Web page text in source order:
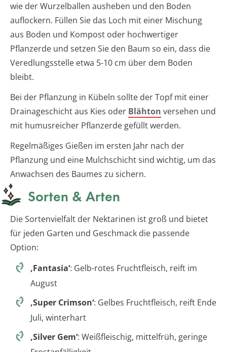
wie der Wurzelballen ausheben und den Boden
auflockern. Füllen Sie das Loch mit einer Mischung
aus Boden und Kompost oder hochwertiger
Pflanzerde und setzen Sie den Baum so ein, dass die
Veredlungsstelle etwa 5-10 cm über dem Boden
bleibt.
Bei der Pflanzung in Kübeln sollte der Topf mit einer
Drainageschicht aus Kies oder Blähton versehen und
mit humusreicher Pflanzerde gefüllt werden.
Regelmäßiges Gießen im ersten Jahr nach der
Pflanzung und eine Mulchschicht sind wichtig, um das
Anwachsen des Baumes zu sichern.
Sorten & Arten
Die Sortenvielfalt der Nektarinen ist groß und bietet
für jeden Garten und Geschmack die passende
Option:
‚Fantasia‘: Gelb-rotes Fruchtfleisch, reift im
August
‚Super Crimson‘: Gelbes Fruchtfleisch, reift Ende
Juli, winterhart
‚Silver Gem‘: Weißfleischig, mittelfrüh, geringe